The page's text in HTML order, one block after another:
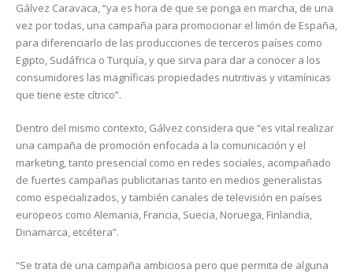
Gálvez Caravaca, “ya es hora de que se ponga en marcha, de una
vez por todas, una campaña para promocionar el limón de España,
para diferenciarlo de las producciones de terceros países como
Egipto, Sudáfrica o Turquía, y que sirva para dar a conocer a los
consumidores las magníficas propiedades nutritivas y vitamínicas
que tiene este cítrico”.
Dentro del mismo contexto, Gálvez considera que “es vital realizar
una campaña de promoción enfocada a la comunicación y el
marketing, tanto presencial como en redes sociales, acompañado
de fuertes campañas publicitarias tanto en medios generalistas
como especializados, y también canales de televisión en países
europeos como Alemania, Francia, Suecia, Noruega, Finlandia,
Dinamarca, etcétera”.
“Se trata de una campaña ambiciosa pero que permita de alguna